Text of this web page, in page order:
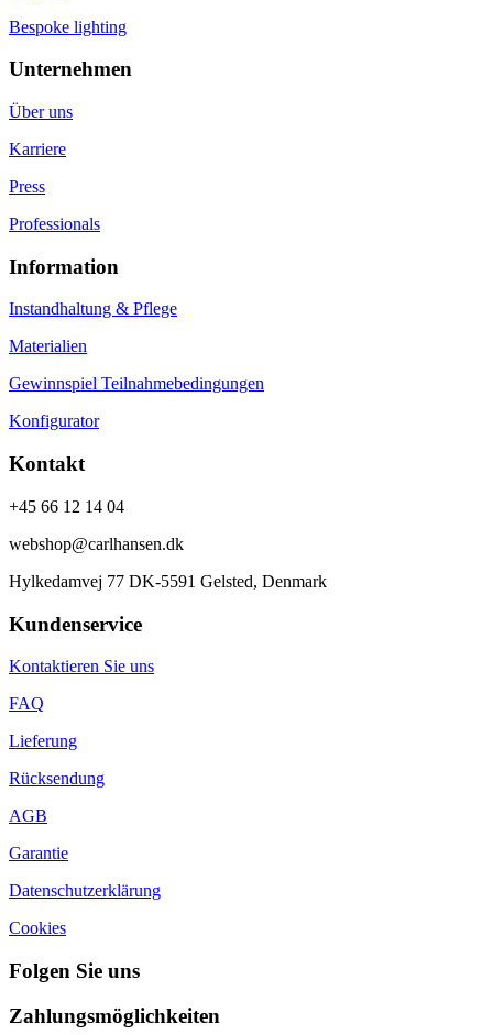
Bespoke lighting
Unternehmen
Über uns
Karriere
Press
Professionals
Information
Instandhaltung & Pflege
Materialien
Gewinnspiel Teilnahmebedingungen
Konfigurator
Kontakt
+45 66 12 14 04
webshop@carlhansen.dk
Hylkedamvej 77 DK-5591 Gelsted, Denmark
Kundenservice
Kontaktieren Sie uns
FAQ
Lieferung
Rücksendung
AGB
Garantie
Datenschutzerklärung
Cookies
Folgen Sie uns
Zahlungsmöglichkeiten